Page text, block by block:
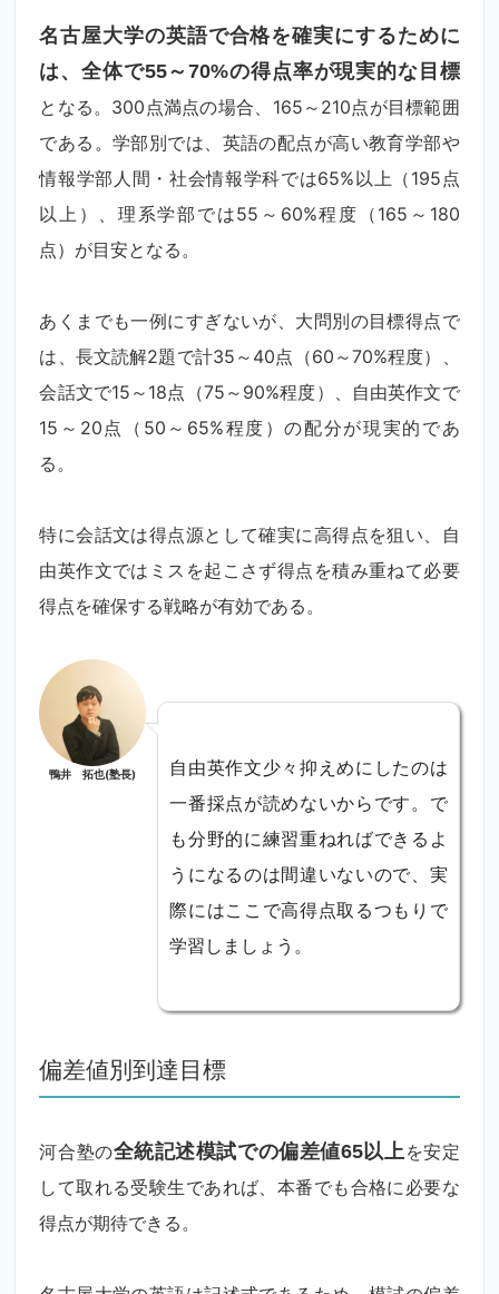
名古屋大学の英語で合格を確実にするために
は、全体で55～70%の得点率が現実的な目標
となる。300点満点の場合、165～210点が目標範囲
である。学部別では、英語の配点が高い教育学部や
情報学部人間・社会情報学科では65%以上（195点
以上）、理系学部では55～60%程度（165～180
点）が目安となる。
あくまでも一例にすぎないが、大問別の目標得点で
は、長文読解2題で計35～40点（60～70%程度）、
会話文で15～18点（75～90%程度）、自由英作文で
15～20点（50～65%程度）の配分が現実的であ
る。
特に会話文は得点源として確実に高得点を狙い、自
由英作文ではミスを起こさず得点を積み重ねて必要
得点を確保する戦略が有効である。
鴨井 拓也(塾長)
自由英作文少々抑えめにしたのは
一番採点が読めないからです。で
も分野的に練習重ねればできるよ
うになるのは間違いないので、実
際にはここで高得点取るつもりで
学習しましょう。
偏差値別到達目標
河合塾の全統記述模試での偏差値65以上 を安定
して取れる受験生であれば、本番でも合格に必要な
得点が期待できる。